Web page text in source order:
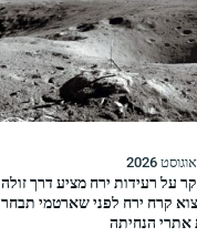
על רעידות ירח מציע דרך זולה
קרח ירח לפני שארטמי תבחר
הנחיתה